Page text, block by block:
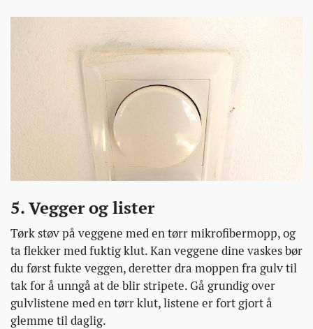
5. Vegger og lister
Tørk støv på veggene med en tørr mikrofibermopp, og
ta flekker med fuktig klut. Kan veggene dine vaskes bør
du først fukte veggen, deretter dra moppen fra gulv til
tak for å unngå at de blir stripete. Gå grundig over
gulvlistene med en tørr klut, listene er fort gjort å
glemme til daglig.